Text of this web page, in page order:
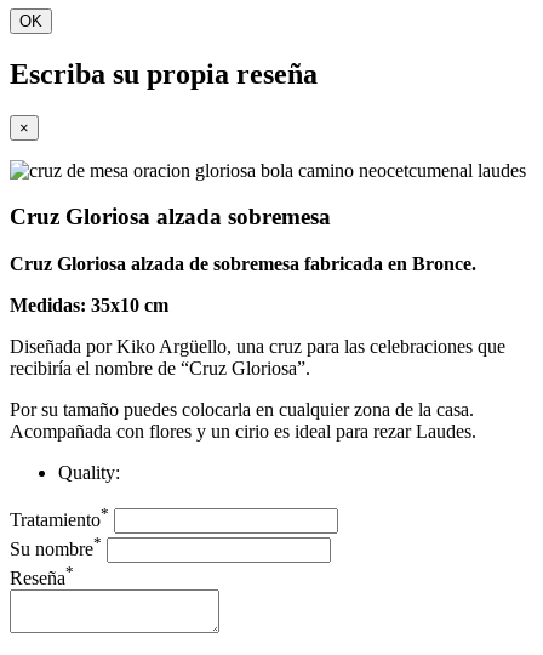
OK
Escriba su propia reseña
×
Cruz Gloriosa alzada sobremesa
Cruz Gloriosa alzada de sobremesa fabricada en Bronce.
Medidas: 35x10 cm
Diseñada por Kiko Argüello, una cruz para las celebraciones que
recibiría el nombre de “Cruz Gloriosa”.
Por su tamaño puedes colocarla en cualquier zona de la casa.
Acompañada con flores y un cirio es ideal para rezar Laudes.
Quality:
Tratamiento*
Su nombre*
Reseña*